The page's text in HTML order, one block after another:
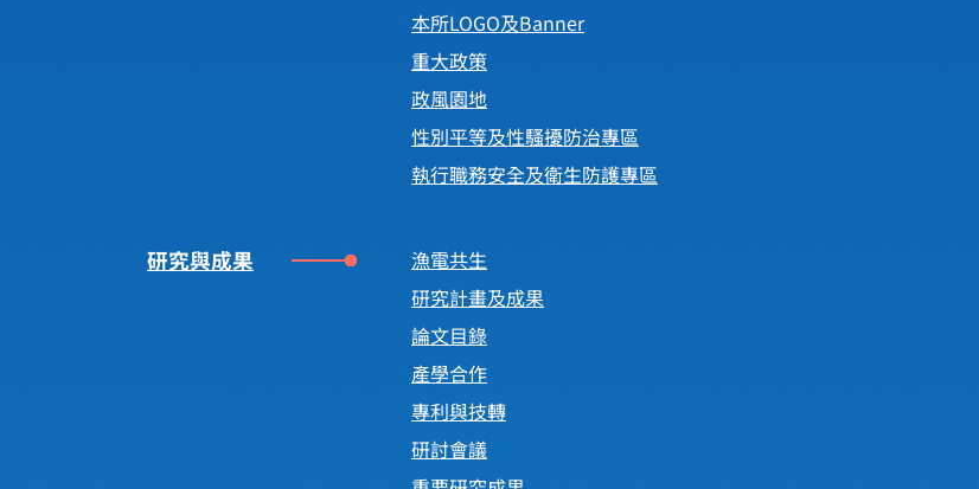
本所LOGO及Banner
重大政策
政風園地
性別平等及性騷擾防治專區
執行職務安全及衛生防護專區
研究與成果
漁電共生
研究計畫及成果
論文目錄
產學合作
專利與技轉
研討會議